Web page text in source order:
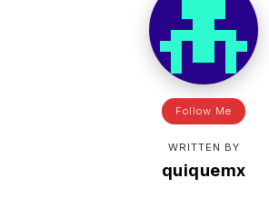
Follow Me
WRITTEN BY
quiquemx